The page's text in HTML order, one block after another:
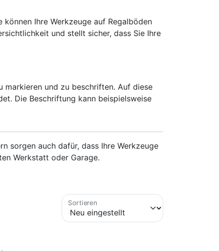
Ihre Werkzeuge auf Regalböden
und stellt sicher, dass Sie Ihre
markieren und zu beschriften. Auf diese
Die Beschriftung kann beispielsweise
sorgen auch dafür, dass Ihre Werkzeuge
Werkstatt oder Garage.
Sortieren